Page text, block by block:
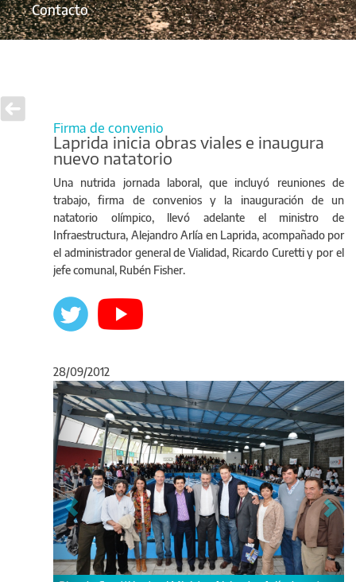
Contacto
Firma de convenio
Laprida inicia obras viales e inaugura
nuevo natatorio
Una nutrida jornada laboral, que incluyó reuniones de
trabajo, firma de convenios y la inauguración de un
natatorio olímpico, llevó adelante el ministro de
Infraestructura, Alejandro Arlía en Laprida, acompañado por
el administrador general de Vialidad, Ricardo Curetti y por el
jefe comunal, Rubén Fisher.
28/09/2012
Anterior